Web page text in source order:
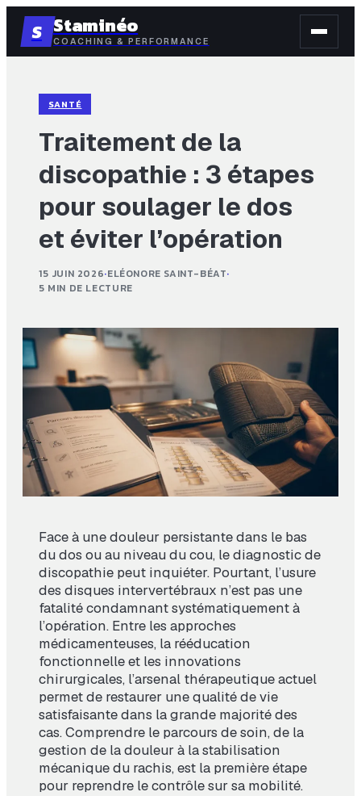
S Staminéo
COACHING & PERFORMANCE
SANTÉ
Traitement de la
discopathie : 3 étapes
pour soulager le dos
et éviter l’opération
15 JUIN 2026·ELÉONORE SAINT-BÉAT·
5 MIN DE LECTURE
Face à une douleur persistante dans le bas
du dos ou au niveau du cou, le diagnostic de
discopathie peut inquiéter. Pourtant, l’usure
des disques intervertébraux n’est pas une
fatalité condamnant systématiquement à
l’opération. Entre les approches
médicamenteuses, la rééducation
fonctionnelle et les innovations
chirurgicales, l’arsenal thérapeutique actuel
permet de restaurer une qualité de vie
satisfaisante dans la grande majorité des
cas. Comprendre le parcours de soin, de la
gestion de la douleur à la stabilisation
mécanique du rachis, est la première étape
pour reprendre le contrôle sur sa mobilité.